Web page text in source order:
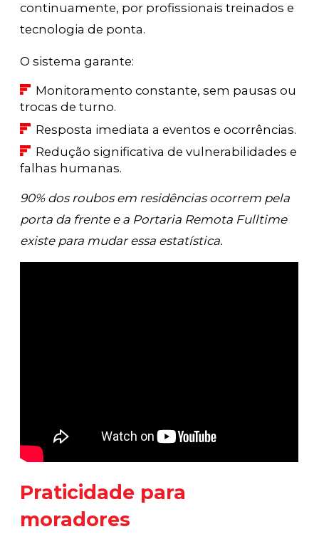
continuamente, por profissionais treinados e
tecnologia de ponta.
O sistema garante:
Monitoramento constante, sem pausas ou
trocas de turno.
Resposta imediata a eventos e ocorrências.
Redução significativa de vulnerabilidades e
falhas humanas.
90% dos roubos em residências ocorrem pela
porta da frente e a Portaria Remota Fulltime
existe para mudar essa estatística.
Praticidade para
moradores